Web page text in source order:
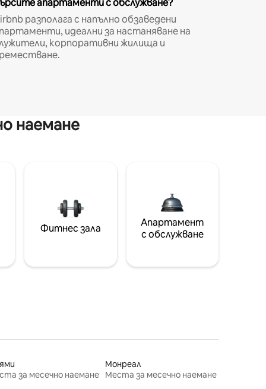
апартаменти с обслужване?
разполага с напълно обзаведени
идеални за настаняване на
корпоративни жилища и
наемане
Фитнес зала
Апартамент
с обслужване
за месечно наемане
Монреал
Места за месечно наемане